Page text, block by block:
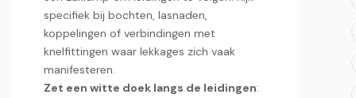
specifiek bij bochten, lasnaden,
koppelingen of verbindingen met
knelfittingen waar lekkages zich vaak
manifesteren.​
Zet een witte doek langs de leidingen: